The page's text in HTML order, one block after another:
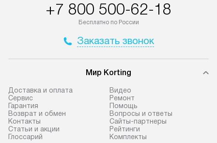
+7 800 500-62-18
Бесплатно по России
Заказать звонок
Мир Korting
Доставка и оплата
Сервис
Гарантия
Возврат и обмен
Контакты
Статьи и акции
Глоссарий
Видео
Ремонт
Помощь
Вопросы и ответы
Сайты-партнеры
Рейтинги
Комплекты